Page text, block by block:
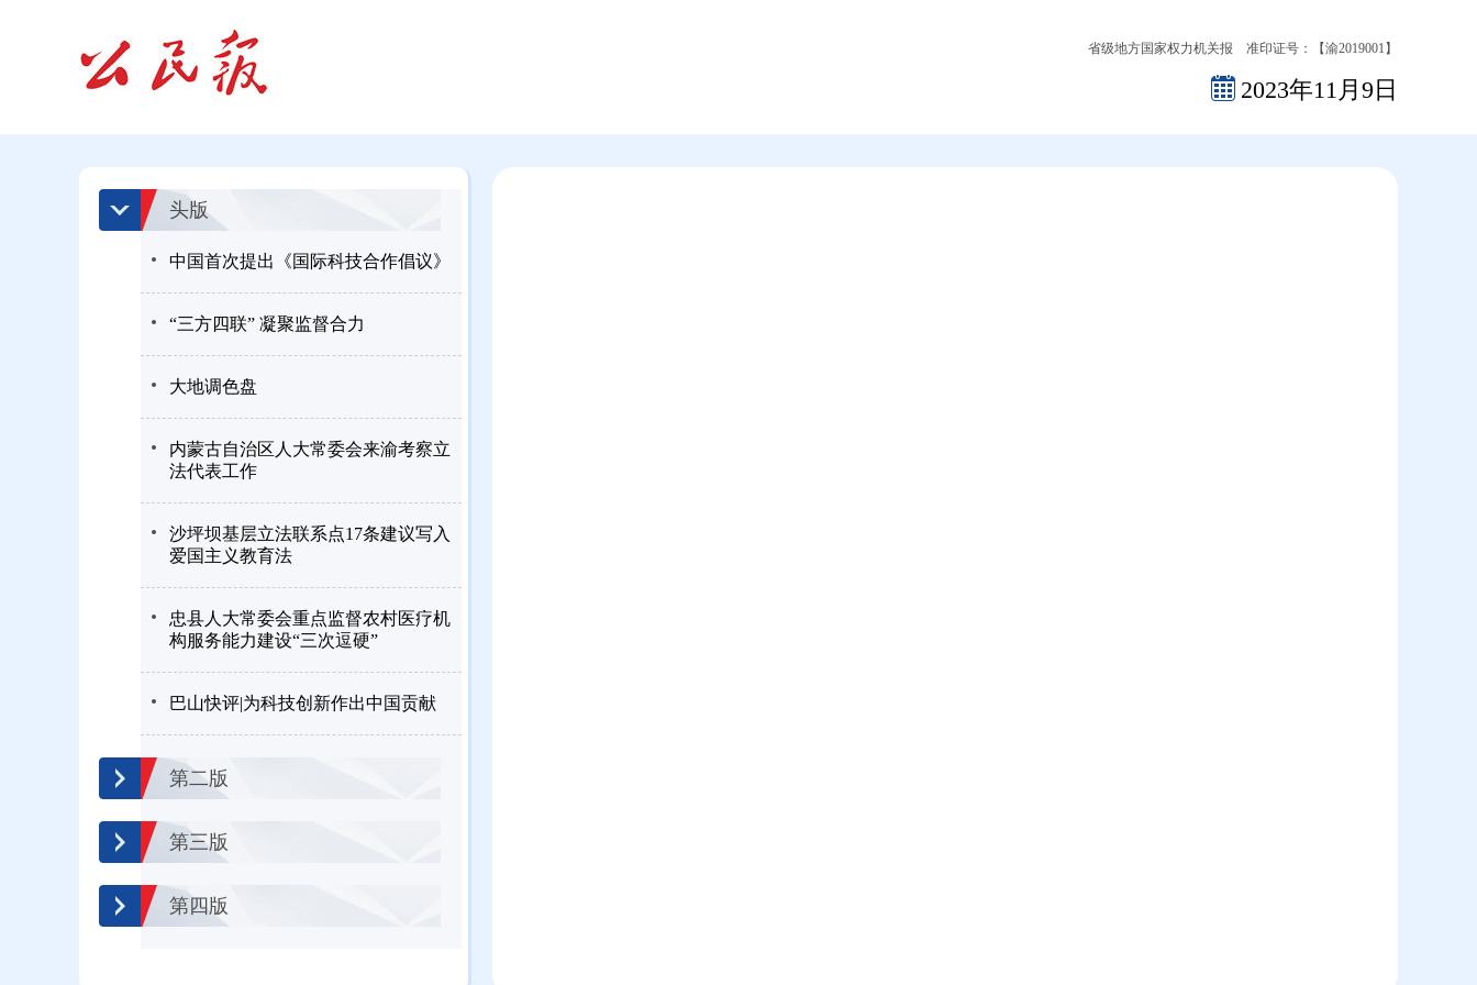
省级地方国家权力机关报 准印证号：【渝2019001】
2023年11月9日
头版
中国首次提出《国际科技合作倡议》
“三方四联” 凝聚监督合力
大地调色盘
内蒙古自治区人大常委会来渝考察立
法代表工作
沙坪坝基层立法联系点17条建议写入
爱国主义教育法
忠县人大常委会重点监督农村医疗机
构服务能力建设“三次逗硬”
巴山快评|为科技创新作出中国贡献
第二版
第三版
第四版